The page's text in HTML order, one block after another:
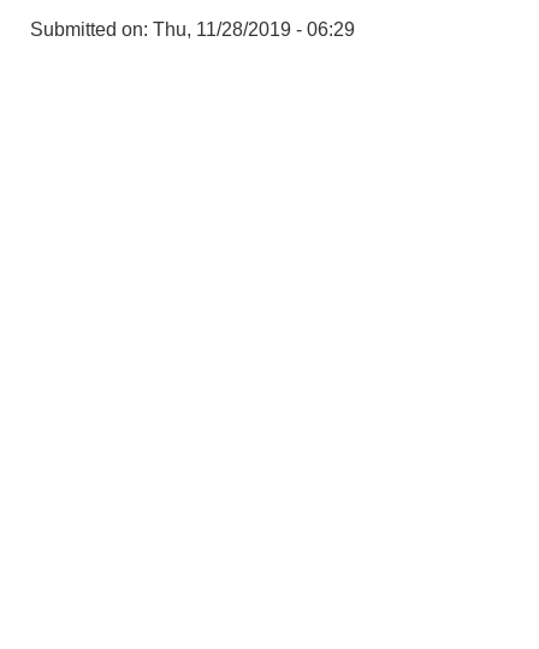
Submitted on: Thu, 11/28/2019 - 06:29